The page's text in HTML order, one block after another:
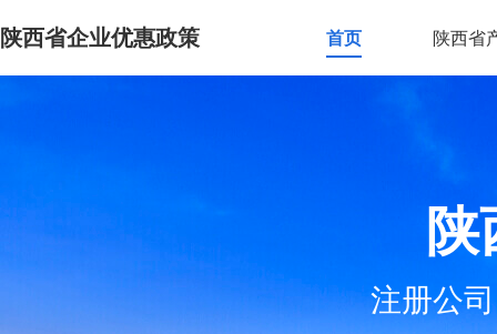
陕西省企业优惠政策 首页 陕西省
陕
注册公